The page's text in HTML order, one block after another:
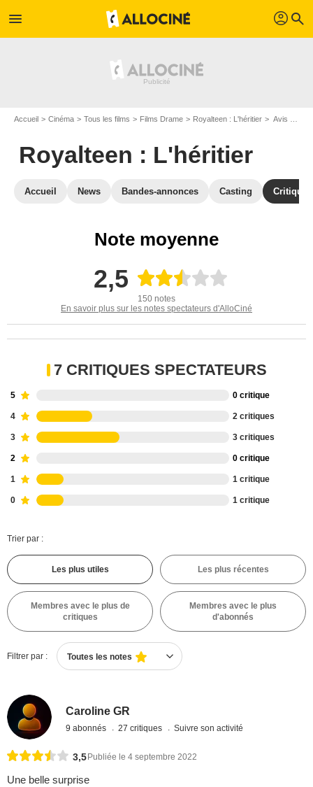
menu profil search
Accueil Cinéma Tous les films Films Drame Royalteen : L'héritier Avis sur Royalteen : L'héritier
Royalteen : L'héritier
Accueil News Bandes-annonces Casting
Note moyenne
2,5
150 notes
En savoir plus sur les notes spectateurs d'AlloCiné
7 CRITIQUES SPECTATEURS
5 0 critique
4 2 critiques
3 3 critiques
2 0 critique
1 1 critique
0 1 critique
Trier par :
Les plus utiles Les plus récentes
Membres avec le plus de
critiques
Membres avec le plus
d'abonnés
Filtrer par : Toutes les notes
Caroline GR
9 abonnés 27 critiques Suivre son activité
3,5 Publiée le 4 septembre 2022
Une belle surprise